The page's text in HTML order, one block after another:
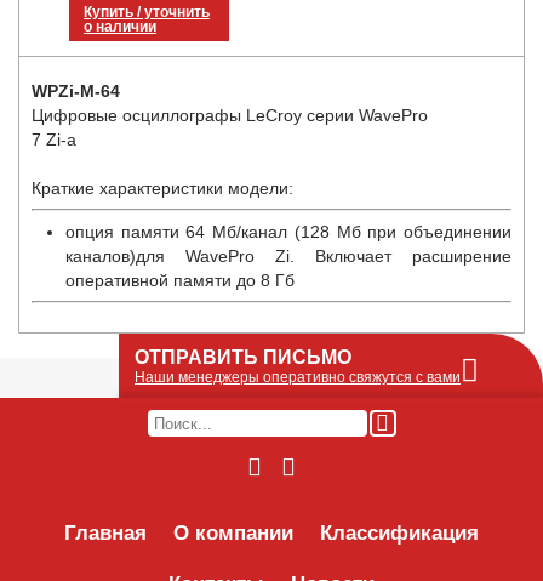
Купить / уточнить
о наличии
WPZi-M-64
Цифровые осциллографы LeCroy серии WavePro
7 Zi-a
Краткие характеристики модели:
опция памяти 64 Mб/канал (128 Мб при объединении
каналов)для WavePro Zi. Включает расширение
оперативной памяти до 8 Гб
Главная О компании Классификация
ОТПРАВИТЬ ПИСЬМО
Наши менеджеры оперативно свяжутся с вами
Оставьте Ваше сообщение или запрос по
его получим по e-mail и оперативно ответим!